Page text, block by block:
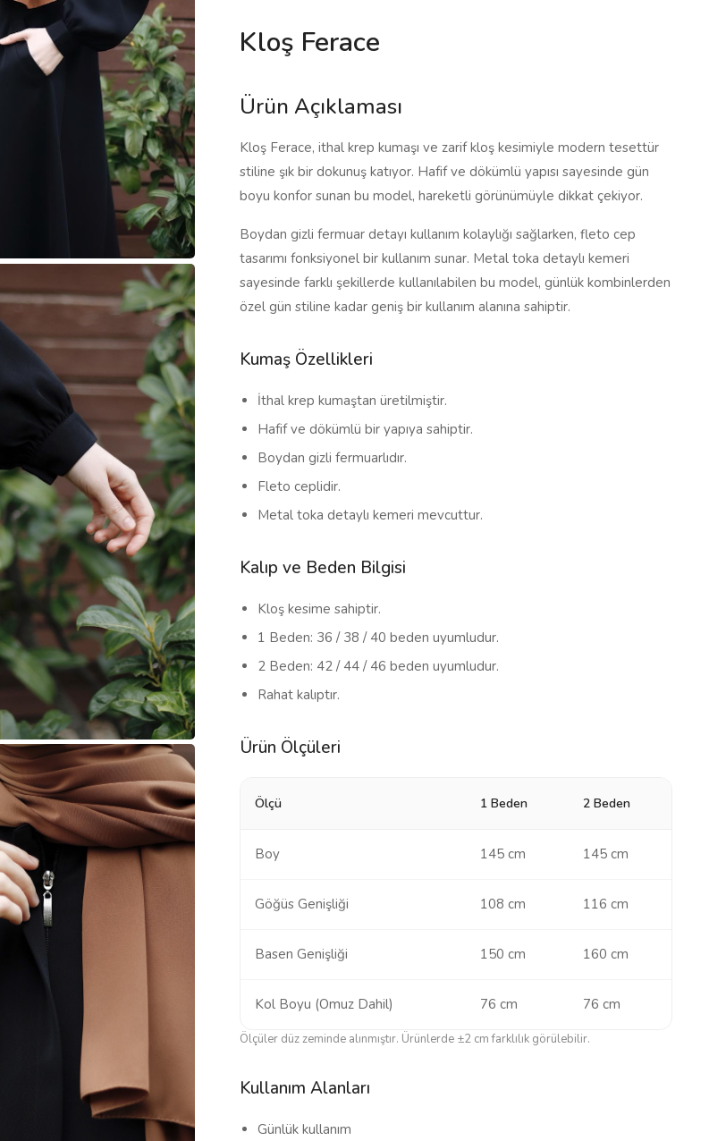
Kloş Ferace
Ürün Açıklaması
Kloş Ferace, ithal krep kumaşı ve zarif kloş kesimiyle modern tesettür
stiline şık bir dokunuş katıyor. Hafif ve dökümlü yapısı sayesinde gün
boyu konfor sunan bu model, hareketli görünümüyle dikkat çekiyor.
Boydan gizli fermuar detayı kullanım kolaylığı sağlarken, fleto cep
tasarımı fonksiyonel bir kullanım sunar. Metal toka detaylı kemeri
sayesinde farklı şekillerde kullanılabilen bu model, günlük kombinlerden
özel gün stiline kadar geniş bir kullanım alanına sahiptir.
Kumaş Özellikleri
İthal krep kumaştan üretilmiştir.
Hafif ve dökümlü bir yapıya sahiptir.
Boydan gizli fermuarlıdır.
Fleto ceplidir.
Metal toka detaylı kemeri mevcuttur.
Kalıp ve Beden Bilgisi
Kloş kesime sahiptir.
1 Beden: 36 / 38 / 40 beden uyumludur.
2 Beden: 42 / 44 / 46 beden uyumludur.
Rahat kalıptır.
Ürün Ölçüleri
Ölçü 1 Beden 2 Beden
Boy 145 cm 145 cm
Göğüs Genişliği 108 cm 116 cm
Basen Genişliği 150 cm 160 cm
Kol Boyu (Omuz Dahil) 76 cm 76 cm
Ölçüler düz zeminde alınmıştır. Ürünlerde ±2 cm farklılık görülebilir.
Kullanım Alanları
Günlük kullanım